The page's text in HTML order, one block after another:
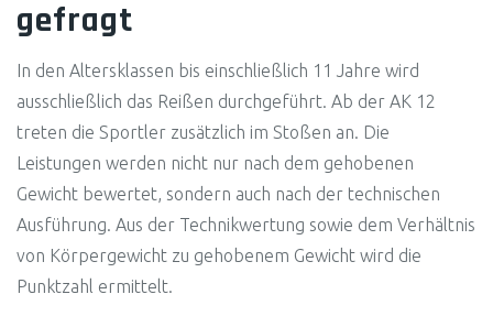
gefragt
In den Altersklassen bis einschließlich 11 Jahre wird
ausschließlich das Reißen durchgeführt. Ab der AK 12
treten die Sportler zusätzlich im Stoßen an. Die
Leistungen werden nicht nur nach dem gehobenen
Gewicht bewertet, sondern auch nach der technischen
Ausführung. Aus der Technikwertung sowie dem Verhältnis
von Körpergewicht zu gehobenem Gewicht wird die
Punktzahl ermittelt.